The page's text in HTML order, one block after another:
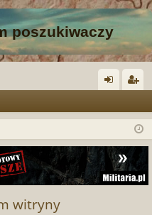
poszukiwaczy
og
si
ę
ej
tru
j
witryny